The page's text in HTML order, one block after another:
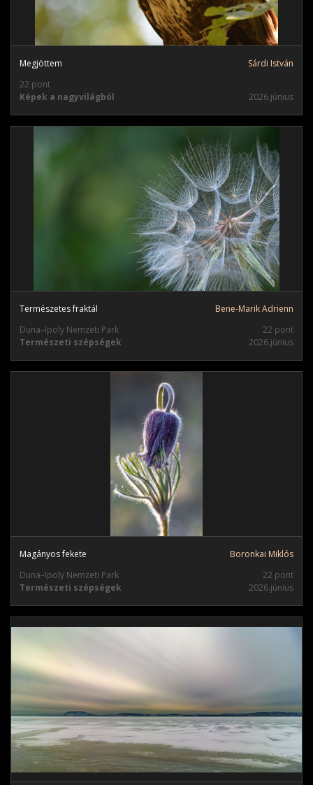
Megjöttem
Sárdi István
22 pont
Képek a nagyvilágból
2026.június
Természetes fraktál
Bene-Marik Adrienn
Duna–Ipoly Nemzeti Park
22 pont
Természeti szépségek
2026.június
Magányos fekete
Boronkai Miklós
Duna–Ipoly Nemzeti Park
22 pont
Természeti szépségek
2026.június